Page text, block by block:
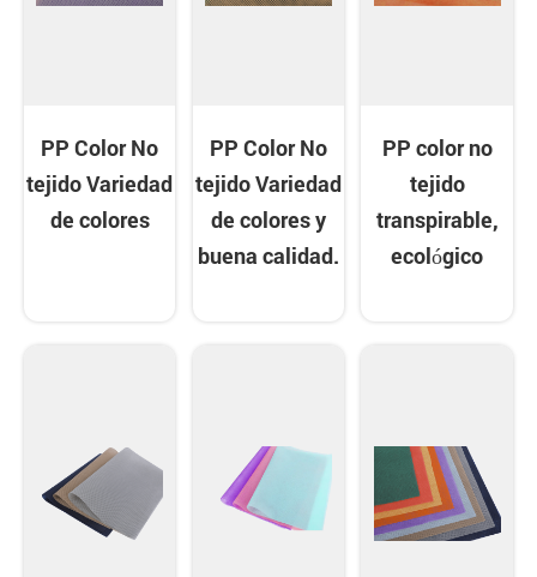
PP Color No
tejido Variedad
de colores
PP Color No
tejido Variedad
de colores y
buena calidad.
PP color no
tejido
transpirable,
ecológico